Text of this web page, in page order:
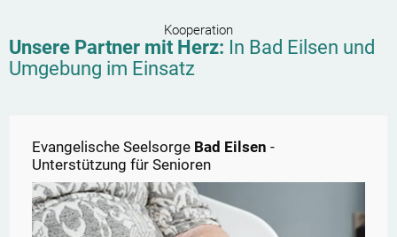
Kooperation
Unsere Partner mit Herz: In Bad Eilsen und
Umgebung im Einsatz
Evangelische Seelsorge Bad Eilsen -
Unterstützung für Senioren